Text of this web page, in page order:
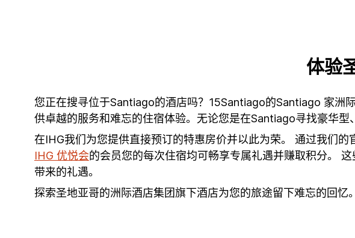
体验
您正在搜寻位于Santiago的酒店吗？15Santiago的Santiago 家洲
供卓越的服务和难忘的住宿体验。无论您是在Santiago寻找豪华
在IHG我们为您提供直接预订的特惠房价并以此为荣。 通过我们
IHG 优悦会的会员您的每次住宿均可畅享专属礼遇并赚取积分。
带来的礼遇。
探索圣地亚哥的洲际酒店集团旗下酒店为您的旅途留下难忘的回忆